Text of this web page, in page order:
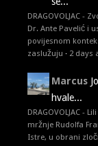
DRAGOVOLJAC -
Dr. Ante Pavelić i
povijesnom
zaslužuju · 2 days
Marcus
hvale...
DRAGOVOLJAC -
mržnje Rudolfa
Istre, u obrani